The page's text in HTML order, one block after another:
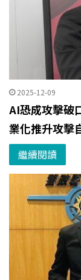
2025-12-09
AI恐成攻擊破
業化推升攻擊
繼續閱讀